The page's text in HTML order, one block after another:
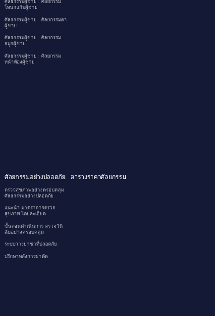
ศัลยกรรมผู้ชาย : ศัลยกรรม
โหนกแก้มผู้ชาย
ศัลยกรรมผู้ชาย : ศัลยกรรมตา
ผู้ชาย
ศัลยกรรมผู้ชาย : ศัลยกรรม
จมูกผู้ชาย
ศัลยกรรมผู้ชาย : ศัลยกรรม
หน้าท้องผู้ชาย
ศัลยกรรมอย่างปลอดภัย
ตรวจสุขภาพอย่างครอบคลุม
ศัลยกรรมอย่างปลอดภัย
แนะนำ มาตราการตรวจ
สุขภาพ โดยละเอียด
ขั้นตอนดำเนินการ ตรวจวินิ
ฉัยอย่างครอบคลุม
ระบบวางยาชาที่ปลอดภัย
ปรึกษาหลังการผ่าตัด
ตารางราคาศัลยกรรม